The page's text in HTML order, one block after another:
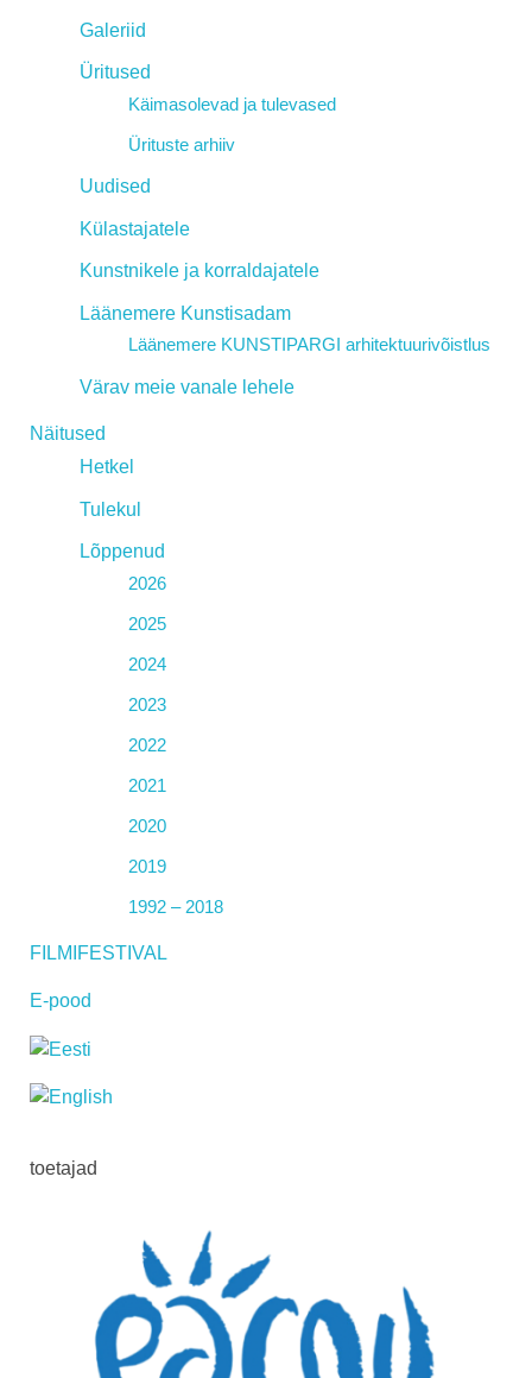
Galeriid
Üritused
Käimasolevad ja tulevased
Ürituste arhiiv
Uudised
Külastajatele
Kunstnikele ja korraldajatele
Läänemere Kunstisadam
Läänemere KUNSTIPARGI arhitektuurivõistlus
Värav meie vanale lehele
Näitused
Hetkel
Tulekul
Lõppenud
2026
2025
2024
2023
2022
2021
2020
2019
1992 – 2018
FILMIFESTIVAL
E-pood
toetajad